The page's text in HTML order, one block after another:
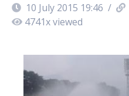
10 July 2015 19:46 /
4741x viewed